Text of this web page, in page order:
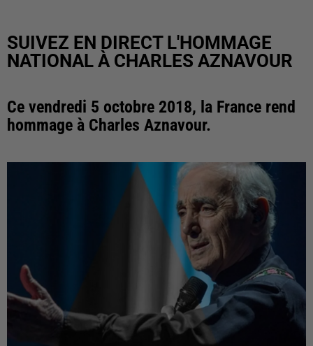
SUIVEZ EN DIRECT L'HOMMAGE
NATIONAL À CHARLES AZNAVOUR
Ce vendredi 5 octobre 2018, la France rend
hommage à Charles Aznavour.